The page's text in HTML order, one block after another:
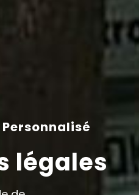
légales